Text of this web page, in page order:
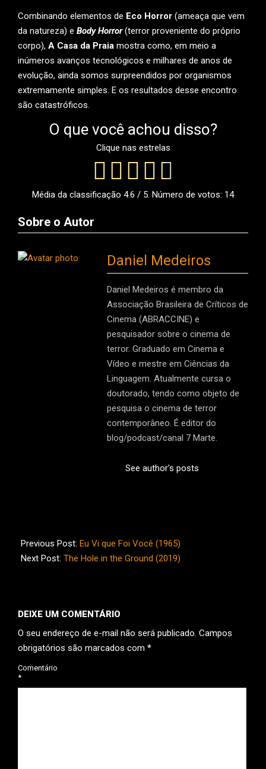
Combinando elementos de Eco Horror (ameaça que vem
da natureza) e Body Horror(terror proveniente do próprio
corpo), A Casa da Praia mostra como, em meio a
inúmeros avanços tecnológicos e milhares de anos de
evolução, ainda somos surpreendidos por organismos
extremamente simples. E os resultados desse encontro
são catastróficos.
O que você achou disso?
Clique nas estrelas
Média da classificação 4.6 / 5. Número de votos: 14
Sobre o Autor
Daniel Medeiros
Daniel Medeiros é membro da
Associação Brasileira de Críticos de
Cinema (ABRACCINE) e
pesquisador sobre o cinema de
terror. Graduado em Cinema e
Vídeo e mestre em Ciências da
Linguagem. Atualmente cursa o
doutorado, tendo como objeto de
pesquisa o cinema de terror
contemporâneo. É editor do
blog/podcast/canal 7 Marte.
See author's posts
04-
03
Previous Post: Eu Vi que Foi Você (1965)
Next Post: The Hole in the Ground (2019)
DEIXE UM COMENTÁRIO
O seu endereço de e-mail não será publicado. Campos
obrigatórios são marcados com *
Comentário
*